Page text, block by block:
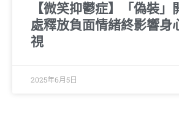
【微笑抑鬱症】「偽裝」
處釋放負面情緒終影響身
視
2025年6月5日